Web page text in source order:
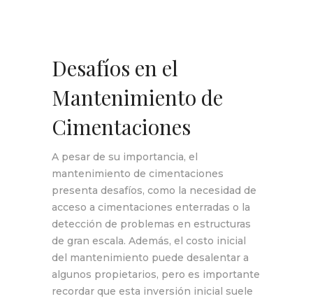
Desafíos en el
Mantenimiento de
Cimentaciones
A pesar de su importancia, el
mantenimiento de cimentaciones
presenta desafíos, como la necesidad de
acceso a cimentaciones enterradas o la
detección de problemas en estructuras
de gran escala. Además, el costo inicial
del mantenimiento puede desalentar a
algunos propietarios, pero es importante
recordar que esta inversión inicial suele